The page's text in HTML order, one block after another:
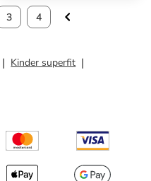
3
4
Kinder superfit